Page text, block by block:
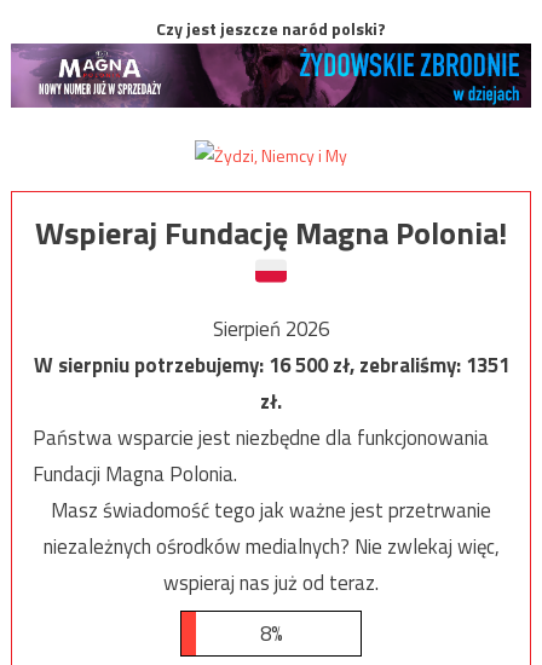
Czy jest jeszcze naród polski?
Wspieraj Fundację Magna Polonia!
Sierpień 2026
W sierpniu potrzebujemy:16 500zł, zebraliśmy:1351
zł.
Państwa wsparcie jest niezbędne dla funkcjonowania
Fundacji Magna Polonia.
Masz świadomość tego jak ważne jest przetrwanie
niezależnych ośrodków medialnych? Nie zwlekaj więc,
wspieraj nas już od teraz.
8%